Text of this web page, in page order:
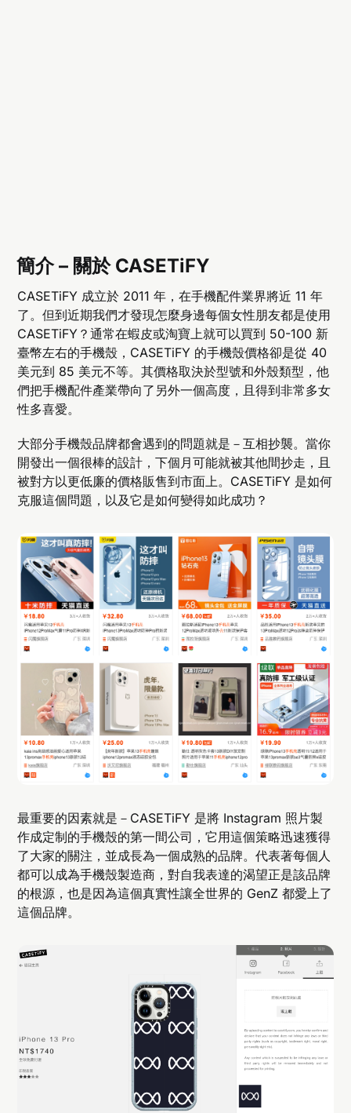
簡介 – 關於 CASETiFY
CASETiFY 成立於 2011 年，在手機配件業界將近 11 年
了。但到近期我們才發現怎麼身邊每個女性朋友都是使用
CASETiFY？通常在蝦皮或淘寶上就可以買到 50-100 新
臺幣左右的手機殼，CASETiFY 的手機殼價格卻是從 40
美元到 85 美元不等。其價格取決於型號和外殼類型，他
們把手機配件產業帶向了另外一個高度，且得到非常多女
性多喜愛。
大部分手機殼品牌都會遇到的問題就是－互相抄襲。當你
開發出一個很棒的設計，下個月可能就被其他間抄走，且
被對方以更低廉的價格販售到市面上。CASETiFY 是如何
克服這個問題，以及它是如何變得如此成功？
最重要的因素就是－CASETiFY 是將 Instagram 照片製
作成定制的手機殼的第一間公司，它用這個策略迅速獲得
了大家的關注，並成長為一個成熟的品牌。代表著每個人
都可以成為手機殼製造商，對自我表達的渴望正是該品牌
的根源，也是因為這個真實性讓全世界的 GenZ 都愛上了
這個品牌。